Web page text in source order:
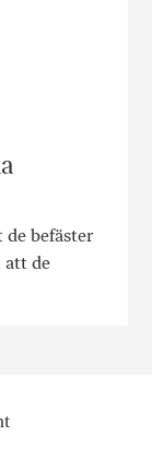
befäster
att de